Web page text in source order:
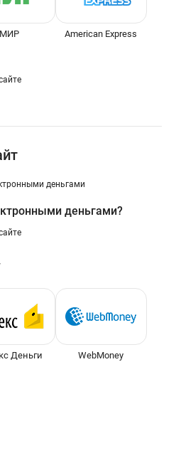
МИР American Express
деньгами
деньгами?
Деньги WebMoney